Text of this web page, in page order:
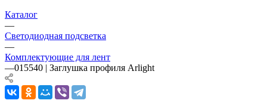
Каталог
—
Светодиодная подсветка
—
Комплектующие для лент
—015540 | Заглушка профиля Arlight